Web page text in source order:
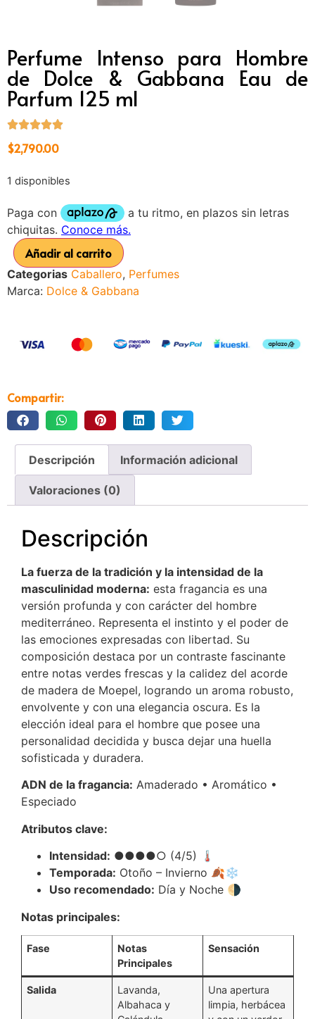
Perfume Intenso para Hombre
de Dolce & Gabbana Eau de
Parfum 125 ml
$2,790.00
1 disponibles
Añadir al carrito
Categorias Caballero, Perfumes
Marca: Dolce & Gabbana
Compartir:
Descripción Información adicional
Valoraciones (0)
Descripción
La fuerza de la tradición y la intensidad de la
masculinidad moderna: esta fragancia es una
versión profunda y con carácter del hombre
mediterráneo. Representa el instinto y el poder de
las emociones expresadas con libertad. Su
composición destaca por un contraste fascinante
entre notas verdes frescas y la calidez del acorde
de madera de Moepel, logrando un aroma robusto,
envolvente y con una elegancia oscura. Es la
elección ideal para el hombre que posee una
personalidad decidida y busca dejar una huella
sofisticada y duradera.
ADN de la fragancia: Amaderado • Aromático •
Especiado
Atributos clave:
Intensidad: ●●●●○ (4/5) 🌡️
Temporada: Otoño – Invierno 🍂❄️
Uso recomendado: Día y Noche 🌗
Notas principales:
Fase
Notas
Principales
Sensación
Salida
Lavanda,
Albahaca y
Una apertura
limpia, herbácea